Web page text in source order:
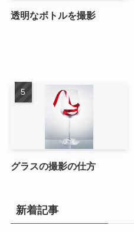
透明なボトルを撮影
グラスの撮影の仕方
新着記事